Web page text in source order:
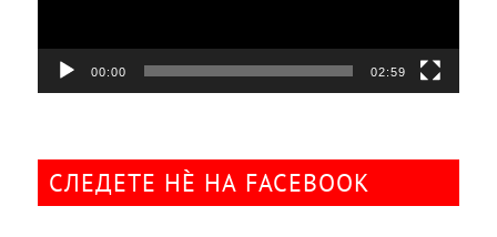
00:00 02:59
СЛЕДЕТЕ НÈ НА FACEBOOK